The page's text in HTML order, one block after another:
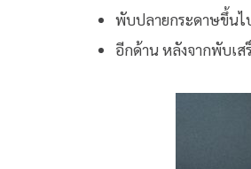
พับปลายกระดาษขึ้นไ
อีกด้าน หลังจากพับเ